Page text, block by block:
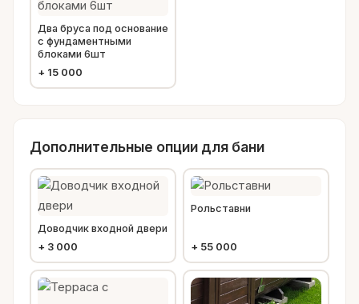
Два бруса под основание
с фундаментными
блоками 6шт
+ 15 000
Дополнительные опции для бани
Доводчик входной двери
+ 3 000
Рольставни
+ 55 000